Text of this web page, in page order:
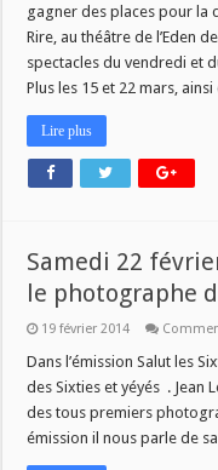
gagner des places pour la
Rire, au théâtre de l’Eden
spectacles du vendredi et
Plus les 15 et 22 mars,
Lire plus
Samedi 22
le photographe
19 février 2014
Dans l’émission Salut les
des Sixties et yéyés . Jean
des tous premiers
émission il nous parle de